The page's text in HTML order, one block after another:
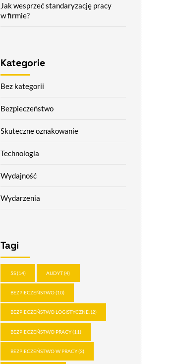
Jak wesprzeć standaryzację pracy
w firmie?
Kategorie
Bez kategorii
Bezpieczeństwo
Skuteczne oznakowanie
Technologia
Wydajność
Wydarzenia
Tagi
5S(14) AUDYT(4)
BEZPIECZEŃSTWO(10)
BEZPIECZEŃSTWO LOGISTYCZNE. (2)
BEZPIECZEŃSTWO PRACY(11)
BEZPIECZEŃSTWO W PRACY(3)